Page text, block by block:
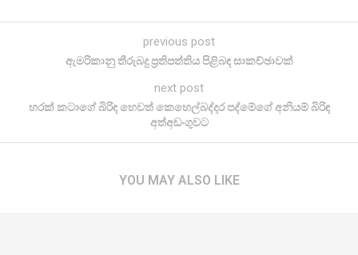
previous post
ඇමරිකානු තීරුබදු ප්‍රතිපත්තිය පිළිබඳ සාකච්ඡාවක්
next post
හරක් කටාගේ බිරිඳ හෙවත් කෙහෙල්බද්දර පද්මේගේ අනියම් බිරිඳ
අත්අඩංගුවට
YOU MAY ALSO LIKE